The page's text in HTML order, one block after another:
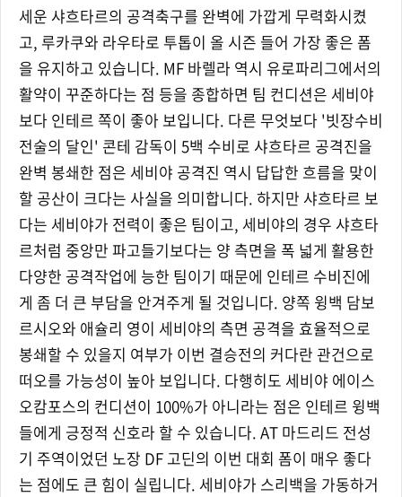
세운 샤흐타르의 공격축구를 완벽에 가깝게 무력화시켰
고, 루카쿠와 라우타로 투톱이 올 시즌 들어 가장 좋은 폼
을 유지하고 있습니다. MF 바렐라 역시 유로파리그에서의
활약이 꾸준하다는 점 등을 종합하면 팀 컨디션은 세비야
보다 인테르 쪽이 좋아 보입니다. 다른 무엇보다 '빗장수비
전술의 달인' 콘테 감독이 5백 수비로 샤흐타르 공격진을
완벽 봉쇄한 점은 세비야 공격진 역시 답답한 흐름을 맞이
할 공산이 크다는 사실을 의미합니다. 하지만 샤흐타르 보
다는 세비야가 전력이 좋은 팀이고, 세비야의 경우 샤흐타
르처럼 중앙만 파고들기보다는 양 측면을 폭 넓게 활용한
다양한 공격작업에 능한 팀이기 때문에 인테르 수비진에
게 좀 더 큰 부담을 안겨주게 될 것입니다. 양쪽 윙백 담보
르시오와 애슐리 영이 세비야의 측면 공격을 효율적으로
봉쇄할 수 있을지 여부가 이번 결승전의 커다란 관건으로
떠오를 가능성이 높아 보입니다. 다행히도 세비야 에이스
오캄포스의 컨디션이 100%가 아니라는 점은 인테르 윙백
들에게 긍정적 신호라 할 수 있습니다. AT 마드리드 전성
기 주역이었던 노장 DF 고딘의 이번 대회 폼이 매우 좋다
는 점에도 큰 힘이 실립니다. 세비야가 스리백을 가동하거